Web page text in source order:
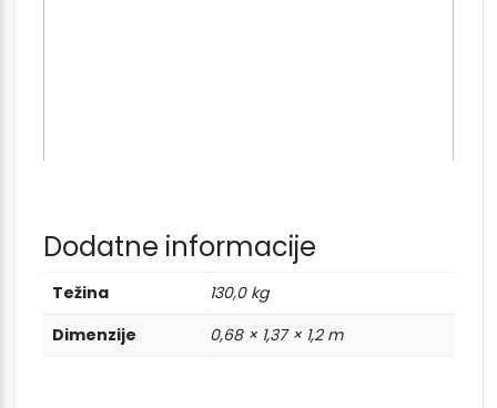
Dodatne informacije
Težina
130,0 kg
Dimenzije
0,68 × 1,37 × 1,2 m